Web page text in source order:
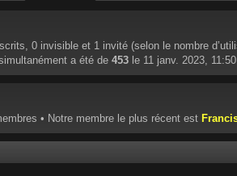
0 invisible et 1 invité (selon le nombre
a été de 453 le 11 janv. 2023, 11:50
• Notre membre le plus récent est